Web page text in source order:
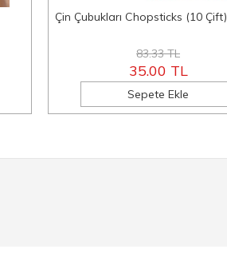
Çin Çubukları Chopsticks (10 Çift)
83.33 TL
35.00 TL
Sepete Ekle